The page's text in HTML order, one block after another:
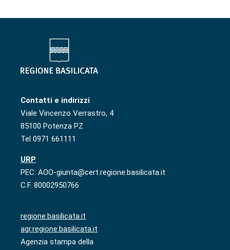
Contatti e indirizzi
Viale Vincenzo Verrastro, 4
85100 Potenza PZ
Tel 0971 661111
URP
PEC: AOO-giunta@cert.regione.basilicata.it
C.F. 80002950766
regione.basilicata.it
agr.regione.basilicata.it
Agenzia stampa della